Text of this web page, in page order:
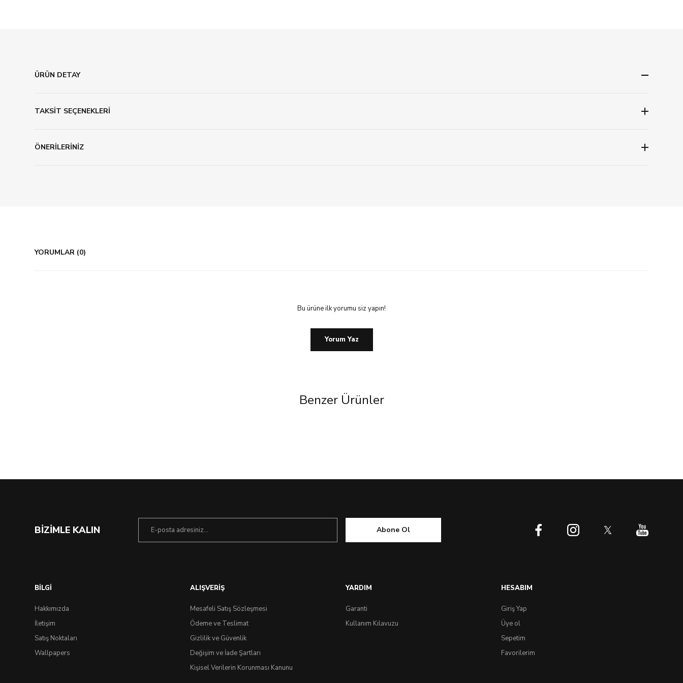
ÜRÜN DETAY
TAKSİT SEÇENEKLERİ
ÖNERİLERİNİZ
YORUMLAR (0)
Bu ürüne ilk yorumu siz yapın!
Yorum Yaz
Benzer Ürünler
BİZİMLE KALIN Abone Ol
BİLGİ
Hakkımızda
İletişim
Satış Noktaları
Wallpapers
ALIŞVERİŞ
Mesafeli Satış Sözleşmesi
Ödeme ve Teslimat
Gizlilik ve Güvenlik
Değişim ve İade Şartları
Kişisel Verilerin Korunması Kanunu
YARDIM
Garanti
Kullanım Kılavuzu
HESABIM
Giriş Yap
Üye ol
Sepetim
Favorilerim